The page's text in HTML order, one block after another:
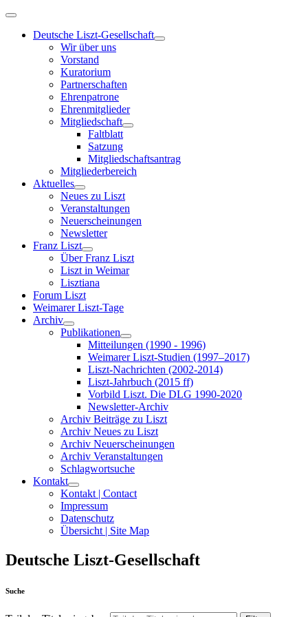
Deutsche Liszt-Gesellschaft
Wir über uns
Vorstand
Kuratorium
Partnerschaften
Ehrenpatrone
Ehrenmitglieder
Mitgliedschaft
Faltblatt
Satzung
Mitgliedschaftsantrag
Mitgliederbereich
Aktuelles
Neues zu Liszt
Veranstaltungen
Neuerscheinungen
Newsletter
Franz Liszt
Über Franz Liszt
Liszt in Weimar
Lisztiana
Forum Liszt
Weimarer Liszt-Tage
Archiv
Publikationen
Mitteilungen (1990 - 1996)
Weimarer Liszt-Studien (1997–2017)
Liszt-Nachrichten (2002-2014)
Liszt-Jahrbuch (2015 ff)
Vorbild Liszt. Die DLG 1990-2020
Newsletter-Archiv
Archiv Beiträge zu Liszt
Archiv Neues zu Liszt
Archiv Neuerscheinungen
Archiv Veranstaltungen
Schlagwortsuche
Kontakt
Kontakt | Contact
Impressum
Datenschutz
Übersicht | Site Map
Deutsche Liszt-Gesellschaft
Suche